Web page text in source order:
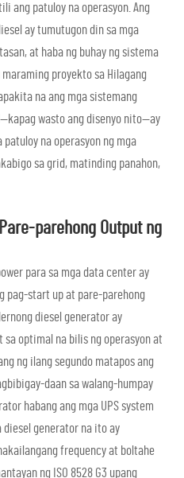
ang patuloy na operasyon. Ang
ay tumutugon din sa mga
at haba ng buhay ng sistema
proyekto sa Hilagang
na ang mga sistemang
wasto ang disenyo nito—ay
na operasyon ng mga
sa grid, matinding panahon,
parehong Output ng
para sa mga data center ay
pag-start up at pare-parehong
diesel generator ay
optimal na bilis ng operasyon at
ng ilang segundo matapos ang
daan sa walang-humpay
habang ang mga UPS system
diesel generator na ito ay
frequency at boltahe
ng ISO 8528 G3 upang